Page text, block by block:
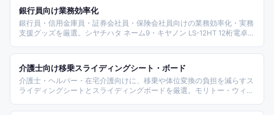
を整理した。
銀行員向け業務効率化
銀行員・信用金庫員・証券会社員・保険会社員向けの業務効率化・実務
支援グッズを厳選。シヤチハタ ネーム9・キヤノン LS-12HT 12桁電卓・
ンビー 朱肉・プラス 通帳ファイル・キングジム ブギーボード・カシオ
DJ-220D 電卓・ニチバン マスキングテープなど金融現場で必携のアイ
テムを比較した。
介護士向け移乗スライディングシート・ボード
介護士・ヘルパー・在宅介護向けに、移乗や体位変換の負担を減らすス
ライディングシートとスライディングボードを厳選。モリトー・ウィ
すすめランキングです。